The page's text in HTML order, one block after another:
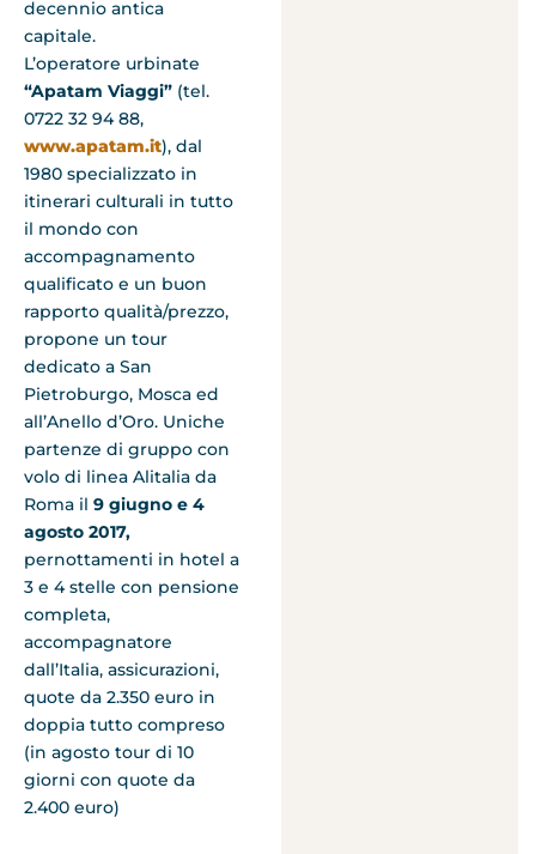
decennio antica
capitale.
L’operatore urbinate
“Apatam Viaggi” (tel.
0722 32 94 88,
www.apatam.it), dal
1980 specializzato in
itinerari culturali in tutto
il mondo con
accompagnamento
qualificato e un buon
rapporto qualità/prezzo,
propone un tour
dedicato a San
Pietroburgo, Mosca ed
all’Anello d’Oro. Uniche
partenze di gruppo con
volo di linea Alitalia da
Roma il 9 giugno e 4
agosto 2017,
pernottamenti in hotel a
3 e 4 stelle con pensione
completa,
accompagnatore
dall’Italia, assicurazioni,
quote da 2.350 euro in
doppia tutto compreso
(in agosto tour di 10
giorni con quote da
2.400 euro)